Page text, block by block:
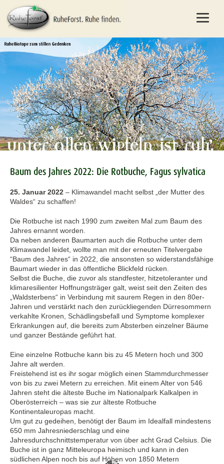
Baum des Jahres 2022: Die Rotbuche, Fagus sylvatica
25. Januar 2022 – Klimawandel macht selbst „der Mutter des
Waldes“ zu schaffen!
Die Rotbuche ist nach 1990 zum zweiten Mal zum Baum des
Jahres ernannt worden.
Da neben anderen Baumarten auch die Rotbuche unter dem
Klimawandel leidet, wollte man mit der erneuten Titelvergabe
“Baum des Jahres“ in 2022, die ansonsten so widerstandsfähige
Baumart wieder in das öffentliche Blickfeld rücken.
Selbst die Buche, die zuvor als standfester, hitzetoleranter und
klimaresilienter Hoffnungsträger galt, weist seit den Zeiten des
„Waldsterbens“ in Verbindung mit saurem Regen in den 80er-
Jahren und verstärkt nach den zurückliegenden Dürresommern
verkahlte Kronen, Schädlingsbefall und Symptome komplexer
Erkrankungen auf, die bereits zum Absterben einzelner Bäume
und ganzer Bestände geführt hat.
Eine einzelne Rotbuche kann bis zu 45 Metern hoch und 300
Jahre alt werden.
Freistehend ist es ihr sogar möglich einen Stammdurchmesser
von bis zu zwei Metern zu erreichen. Mit einem Alter von 546
Jahren steht die älteste Buche im Nationalpark Kalkalpen in
Oberösterreich – was sie zur älteste Rotbuche
Kontinentaleuropas macht.
Um gut zu gedeihen, benötigt der Baum im Idealfall mindestens
650 mm Jahresniederschlag und eine
Jahresdurchschnittstemperatur von über acht Grad Celsius. Die
Buche ist in ganz Mitteleuropa heimisch und kann in den
südlichen Alpen noch bis auf Höhen von 1850 Metern